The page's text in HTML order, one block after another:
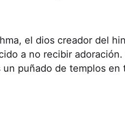
el dios creador del
a no recibir adoración.
puñado de templos en